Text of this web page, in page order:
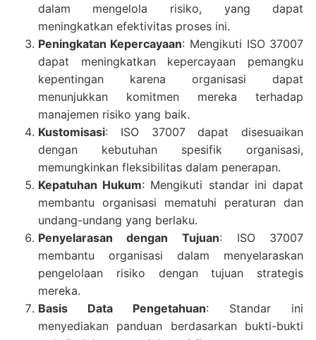
dalam mengelola risiko, yang dapat
meningkatkan efektivitas proses ini.
Peningkatan Kepercayaan: Mengikuti ISO 37007
dapat meningkatkan kepercayaan pemangku
kepentingan karena organisasi dapat
menunjukkan komitmen mereka terhadap
manajemen risiko yang baik.
Kustomisasi: ISO 37007 dapat disesuaikan
dengan kebutuhan spesifik organisasi,
memungkinkan fleksibilitas dalam penerapan.
Kepatuhan Hukum: Mengikuti standar ini dapat
membantu organisasi mematuhi peraturan dan
undang-undang yang berlaku.
Penyelarasan dengan Tujuan: ISO 37007
membantu organisasi dalam menyelaraskan
pengelolaan risiko dengan tujuan strategis
mereka.
Basis Data Pengetahuan: Standar ini
menyediakan panduan berdasarkan bukti-bukti